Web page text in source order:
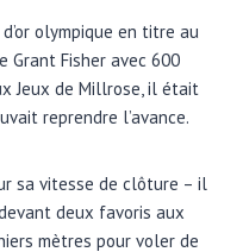
olympique en titre au
Grant Fisher avec 600
Jeux de Millrose, il était
reprendre l’avance.
sa vitesse de clôture – il
deux favoris aux
mètres pour voler de